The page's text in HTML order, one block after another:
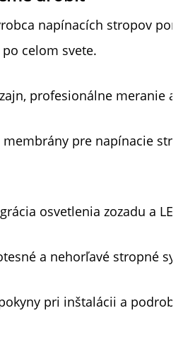
napínacích stropov
celom svete.
profesionálne meranie
membrány pre napínacie
osvetlenia zozadu a
a nehorľavé stropné
pri inštalácii a